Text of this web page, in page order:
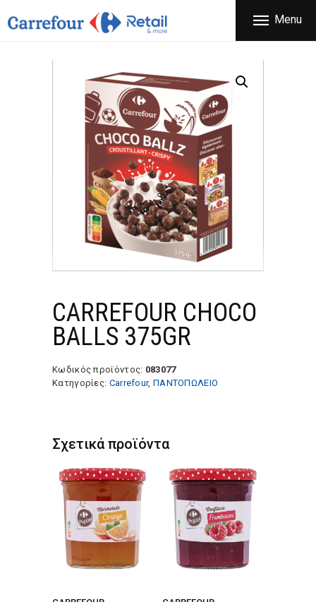
Menu
CARREFOUR
ΕΤΑΙΡΕΙΑ
ΠΡΟΪΟΝΤΑ
ΠΡΟΣΦΟΡΕΣ
FRANCHISE
ΝΕΑ
ΕΠΙΚΟΙΝΩΝΙΑ
CARREFOUR CHOCO
BALLS 375GR
Κωδικός προϊόντος: 083077
Κατηγορίες: Carrefour, ΠΑΝΤΟΠΩΛΕΙΟ
Σχετικά προϊόντα